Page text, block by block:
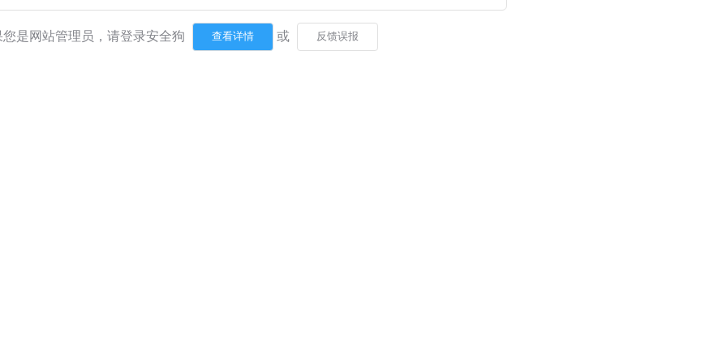
您是网站管理员，请登录安全狗 或